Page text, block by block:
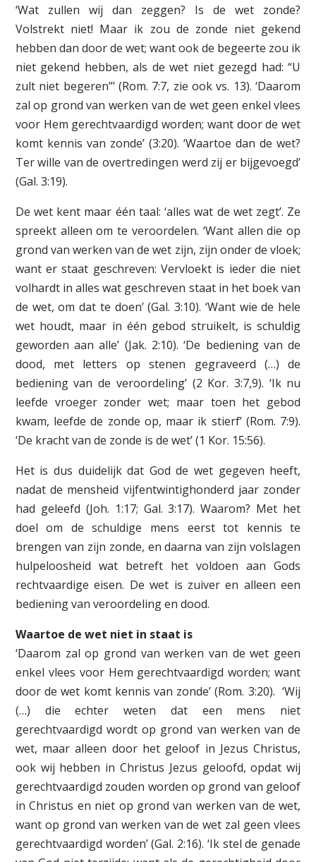
‘Wat zullen wij dan zeggen? Is de wet zonde?
Volstrekt niet! Maar ik zou de zonde niet gekend
hebben dan door de wet; want ook de begeerte zou ik
niet gekend hebben, als de wet niet gezegd had: “U
zult niet begeren”’ (Rom. 7:7, zie ook vs. 13). ‘Daarom
zal op grond van werken van de wet geen enkel vlees
voor Hem gerechtvaardigd worden; want door de wet
komt kennis van zonde’ (3:20). ‘Waartoe dan de wet?
Ter wille van de overtredingen werd zij er bijgevoegd’
(Gal. 3:19).
De wet kent maar één taal: ‘alles wat de wet zegt’. Ze
spreekt alleen om te veroordelen. ‘Want allen die op
grond van werken van de wet zijn, zijn onder de vloek;
want er staat geschreven: Vervloekt is ieder die niet
volhardt in alles wat geschreven staat in het boek van
de wet, om dat te doen’ (Gal. 3:10). ‘Want wie de hele
wet houdt, maar in één gebod struikelt, is schuldig
geworden aan alle’ (Jak. 2:10). ‘De bediening van de
dood, met letters op stenen gegraveerd (…) de
bediening van de veroordeling’ (2 Kor. 3:7,9). ‘Ik nu
leefde vroeger zonder wet; maar toen het gebod
kwam, leefde de zonde op, maar ik stierf’ (Rom. 7:9).
‘De kracht van de zonde is de wet’ (1 Kor. 15:56).
Het is dus duidelijk dat God de wet gegeven heeft,
nadat de mensheid vijfentwintighonderd jaar zonder
had geleefd (Joh. 1:17; Gal. 3:17). Waarom? Met het
doel om de schuldige mens eerst tot kennis te
brengen van zijn zonde, en daarna van zijn volslagen
hulpeloosheid wat betreft het voldoen aan Gods
rechtvaardige eisen. De wet is zuiver en alleen een
bediening van veroordeling en dood.
Waartoe de wet niet in staat is
‘Daarom zal op grond van werken van de wet geen
enkel vlees voor Hem gerechtvaardigd worden; want
door de wet komt kennis van zonde’ (Rom. 3:20). ‘Wij
(…) die echter weten dat een mens niet
gerechtvaardigd wordt op grond van werken van de
wet, maar alleen door het geloof in Jezus Christus,
ook wij hebben in Christus Jezus geloofd, opdat wij
gerechtvaardigd zouden worden op grond van geloof
in Christus en niet op grond van werken van de wet,
want op grond van werken van de wet zal geen vlees
gerechtvaardigd worden’ (Gal. 2:16). ‘Ik stel de genade